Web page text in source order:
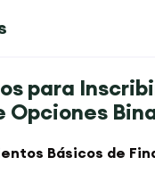
para
Opciones
Básicos de